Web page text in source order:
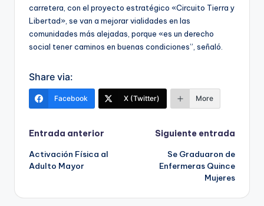
carretera, con el proyecto estratégico «Circuito Tierra y
Libertad», se van a mejorar vialidades en las
comunidades más alejadas, porque «es un derecho
social tener caminos en buenas condiciones”, señaló.
Share via:
Facebook X (Twitter) More
Navegación
de
Entrada anterior
Activación Física al
Adulto Mayor
Siguiente entrada
Se Graduaron de
Enfermeras Quince
Mujeres